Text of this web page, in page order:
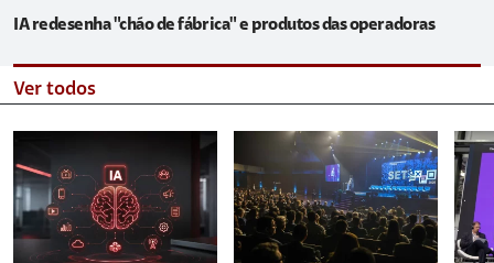
IA redesenha "chão de fábrica" e produtos das operadoras
Ver todos